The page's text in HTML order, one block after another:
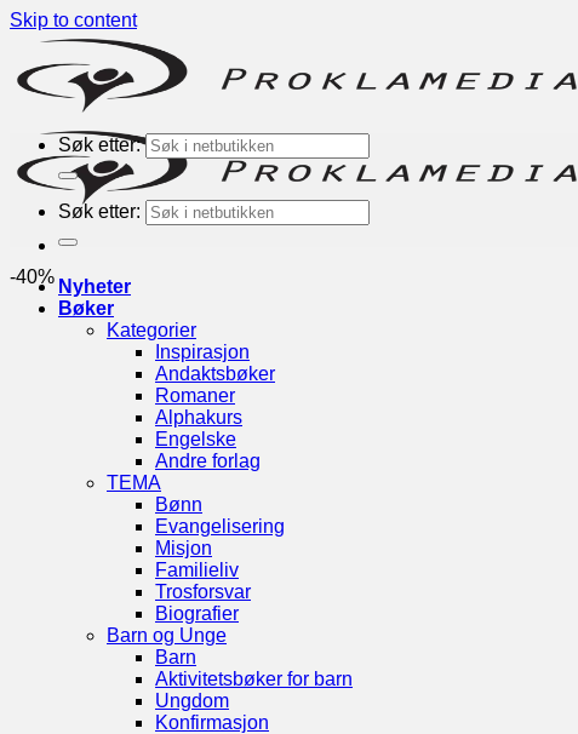
Skip to content
Nyheter
Bøker
Kategorier
Inspirasjon
Andaktsbøker
Romaner
Alphakurs
Engelske
Andre forlag
TEMA
Bønn
Evangelisering
Misjon
Familieliv
Trosforsvar
Biografier
Barn og Unge
Barn
Aktivitetsbøker for barn
Ungdom
Konfirmasjon
Søk etter:
Søk etter:
-40%